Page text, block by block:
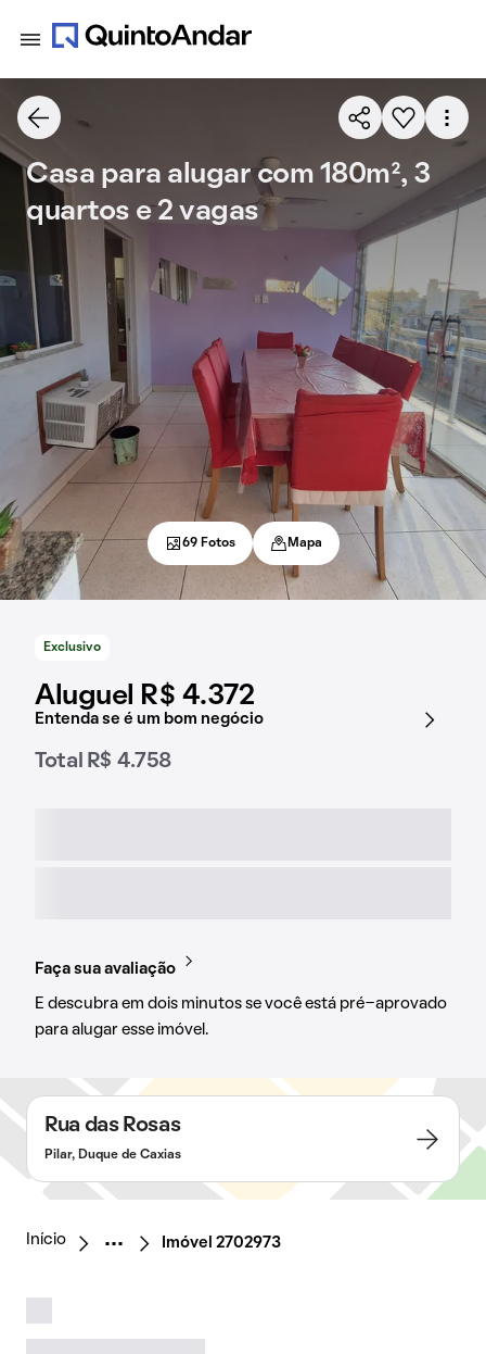
Exclusivo
Aluguel R$ 4.372
Entenda se é um bom negócio
Total R$ 4.758
Faça sua avaliação
E descubra em dois minutos se você está pré-aprovado
para alugar esse imóvel.
Casa para alugar com 180m², 3
quartos e 2 vagas
69 Fotos Mapa
Rua das Rosas
Pilar, Duque de Caxias
Início Imóvel 2702973